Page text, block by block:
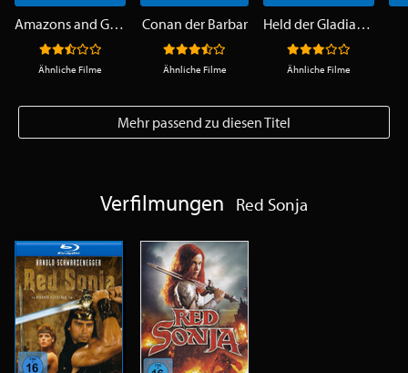
Amazons and Gladiators
Ähnliche Filme
Conan der Barbar
Ähnliche Filme
Held der Gladiatoren
Ähnliche Filme
Mehr passend zu diesen Titel
Verfilmungen Red Sonja